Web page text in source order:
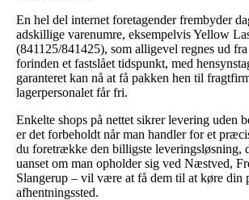
En hel del internet foretagender frembyder
adskillige varenumre, eksempelvis Yellow
(841125/841425), som alligevel regnes ud
forinden et fastslået tidspunkt, med
garanteret kan nå at få pakken hen til
lagerpersonalet får fri.
Enkelte shops på nettet sikrer levering uden
er det forbeholdt når man handler for et
du foretrække den billigste leveringsløsning,
uanset om man opholder sig ved Næstved,
Slangerup – vil være at få dem til at køre din
afhentningssted.